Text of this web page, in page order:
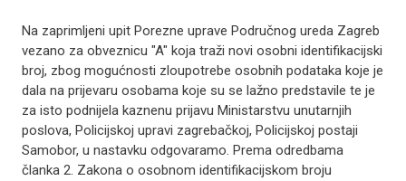
Na zaprimljeni upit Porezne uprave Područnog ureda Zagreb
vezano za obveznicu "A" koja traži novi osobni identifikacijski
broj, zbog mogućnosti zloupotrebe osobnih podataka koje je
dala na prijevaru osobama koje su se lažno predstavile te je
za isto podnijela kaznenu prijavu Ministarstvu unutarnjih
poslova, Policijskoj upravi zagrebačkoj, Policijskoj postaji
Samobor, u nastavku odgovaramo. Prema odredbama
članka 2. Zakona o osobnom identifikacijskom broju